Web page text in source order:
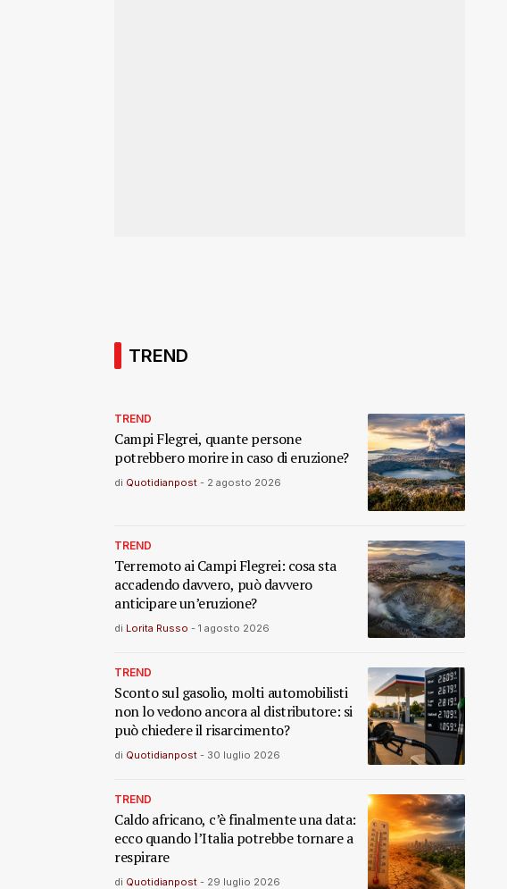
TREND
TREND
Campi Flegrei, quante persone
potrebbero morire in caso di eruzione?
di Quotidianpost - 2 agosto 2026
TREND
Terremoto ai Campi Flegrei: cosa sta
accadendo davvero, può davvero
anticipare un’eruzione?
di Lorita Russo - 1 agosto 2026
TREND
Sconto sul gasolio, molti automobilisti
non lo vedono ancora al distributore: si
può chiedere il risarcimento?
di Quotidianpost - 30 luglio 2026
TREND
Caldo africano, c’è finalmente una data:
ecco quando l’Italia potrebbe tornare a
respirare
di Quotidianpost - 29 luglio 2026